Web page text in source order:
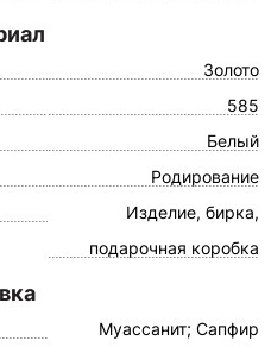
Золото
585
Белый
Родирование
Изделие, бирка,
подарочная коробка
Муассанит; Сапфир